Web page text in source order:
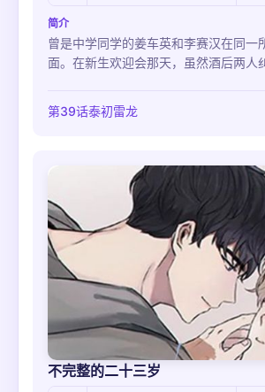
简介
曾是中学同学的姜车英和李赛汉在同一
面。在新生欢迎会那天，虽然酒后两人
知道我在干什么。”“那就继续亲热直到
第39话泰初雷龙
不完整的二十三岁